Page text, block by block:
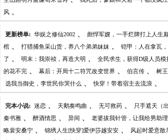
风 、
更新榜单: 华娱之修仙2002 、 彪悍军嫂，一手烂牌打上人生
棺 、 打猎捕鱼采山货，养八个弟弟妹妹 、 铠甲：人在拿瓦
了 、 明末：我崇祯，再造大明 、 全民求生，获得D级人员模
的花不完 、 幕后：开局十二符咒改变世界 、 伯言传 、 树
选我当御史，李世民你哭什么 、 快穿！带着宿主去流浪 、
完本小说: 迷恋 、 天鹅奏鸣曲 、 无可救药 、 只手遮天（
秦书雅 、 醉酒情思 、 异间 、 老婆拔我针管，让我给男助
略裴安桑宁 、 锦绣人生[快穿]爱伊莎越安安 、 风起时爱意散